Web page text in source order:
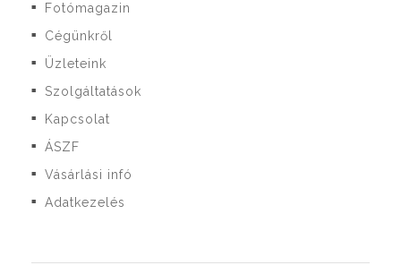
■ Fotómagazin
■ Cégünkről
■ Üzleteink
■ Szolgáltatások
■ Kapcsolat
■ ÁSZF
■ Vásárlási infó
■ Adatkezelés